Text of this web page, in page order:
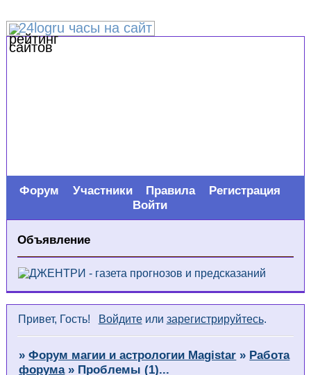
24logru часы на сайт
Форум Участники Правила
Регистрация
Войти
Объявление
Привет, Гость! Войдитеили зарегистрируйтесь.
»Форум магии и астрологии Magistar » Работа
форума» Проблемы (1)...